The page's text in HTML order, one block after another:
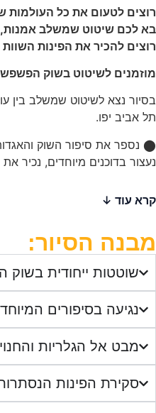
את כל העולמות שיש
שמשלב אמנות,
את הפינות השוות
לשיטוט בשוק הפשפשים עם
לשיטוט שמשלב בין עולמות
יפו.
סיפור השוק והאגדות סביבו,
מיוחדים, נכיר את סצנת
הסיור:
ייחודית בשוק
בסיפורים המיוחדים
אל הגלריות והחנויות
הפינות הנסתרות